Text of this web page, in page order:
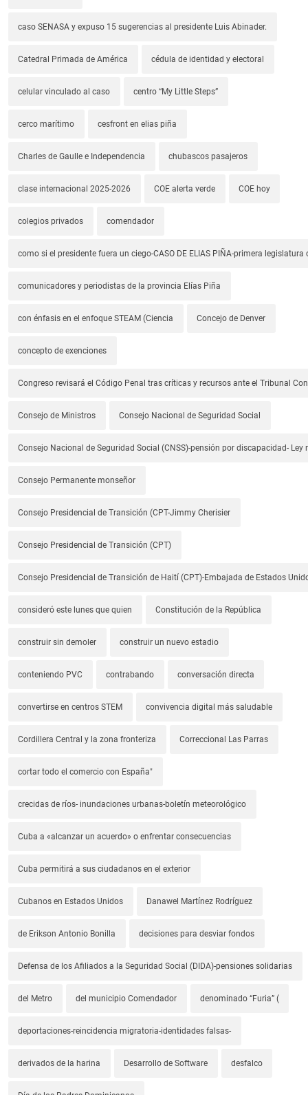
caso SENASA y expuso 15 sugerencias al presidente Luis Abinader.
Catedral Primada de América cédula de identidad y electoral
celular vinculado al caso centro “My Little Steps”
cerco marítimo cesfront en elias piña
Charles de Gaulle e Independencia chubascos pasajeros
clase internacional 2025-2026 COE alerta verde COE hoy
colegios privados comendador
como si el presidente fuera un ciego-CASO DE ELIAS PIÑA-primera legislatura
comunicadores y periodistas de la provincia Elías Piña
con énfasis en el enfoque STEAM (Ciencia Concejo de Denver
concepto de exenciones
Congreso revisará el Código Penal tras críticas y recursos ante el Tribunal
Consejo de Ministros Consejo Nacional de Seguridad Social
Consejo Nacional de Seguridad Social (CNSS)-pensión por discapacidad- Ley
Consejo Permanente monseñor
Consejo Presidencial de Transición (CPT-Jimmy Cherisier
Consejo Presidencial de Transición (CPT)
Consejo Presidencial de Transición de Haití (CPT)-Embajada de Estados
consideró este lunes que quien Constitución de la República
construir sin demoler construir un nuevo estadio
conteniendo PVC contrabando conversación directa
convertirse en centros STEM convivencia digital más saludable
Cordillera Central y la zona fronteriza Correccional Las Parras
cortar todo el comercio con España"
crecidas de ríos- inundaciones urbanas-boletín meteorológico
Cuba a «alcanzar un acuerdo» o enfrentar consecuencias
Cuba permitirá a sus ciudadanos en el exterior
Cubanos en Estados Unidos Danawel Martínez Rodríguez
de Erikson Antonio Bonilla decisiones para desviar fondos
Defensa de los Afiliados a la Seguridad Social (DIDA)-pensiones solidarias
del Metro del municipio Comendador denominado “Furia” (
deportaciones-reincidencia migratoria-identidades falsas-
derivados de la harina Desarrollo de Software desfalco